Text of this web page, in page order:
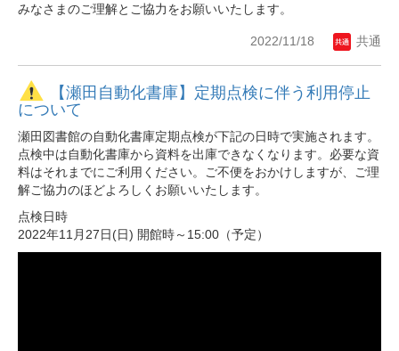
みなさまのご理解とご協力をお願いいたします。
2022/11/18 共通
【瀬田自動化書庫】定期点検に伴う利用停止
について
瀬田図書館の自動化書庫定期点検が下記の日時で実施されます。
点検中は自動化書庫から資料を出庫できなくなります。必要な資
料はそれまでにご利用ください。ご不便をおかけしますが、ご理
解ご協力のほどよろしくお願いいたします。
点検日時
2022年11月27日(日) 開館時～15:00（予定）